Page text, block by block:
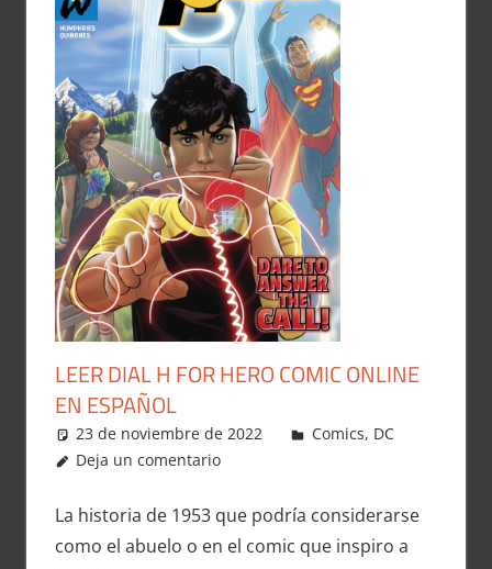
LEER DIAL H FOR HERO COMIC ONLINE
EN ESPAÑOL
23 de noviembre de 2022 Carlitox Banana
Comics, DC
Deja un comentario
La historia de 1953 que podría considerarse
como el abuelo o en el comic que inspiro a